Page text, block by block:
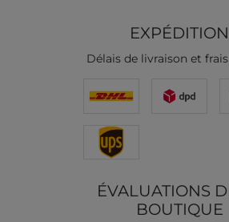
EXPÉDITION
Délais de livraison et
ÉVALUATIONS
BOUTIQUE